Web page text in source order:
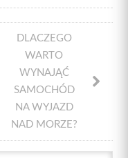
DLACZEGO
WARTO
WYNAJĄĆ
SAMOCHÓD
NA WYJAZD
NAD MORZE?